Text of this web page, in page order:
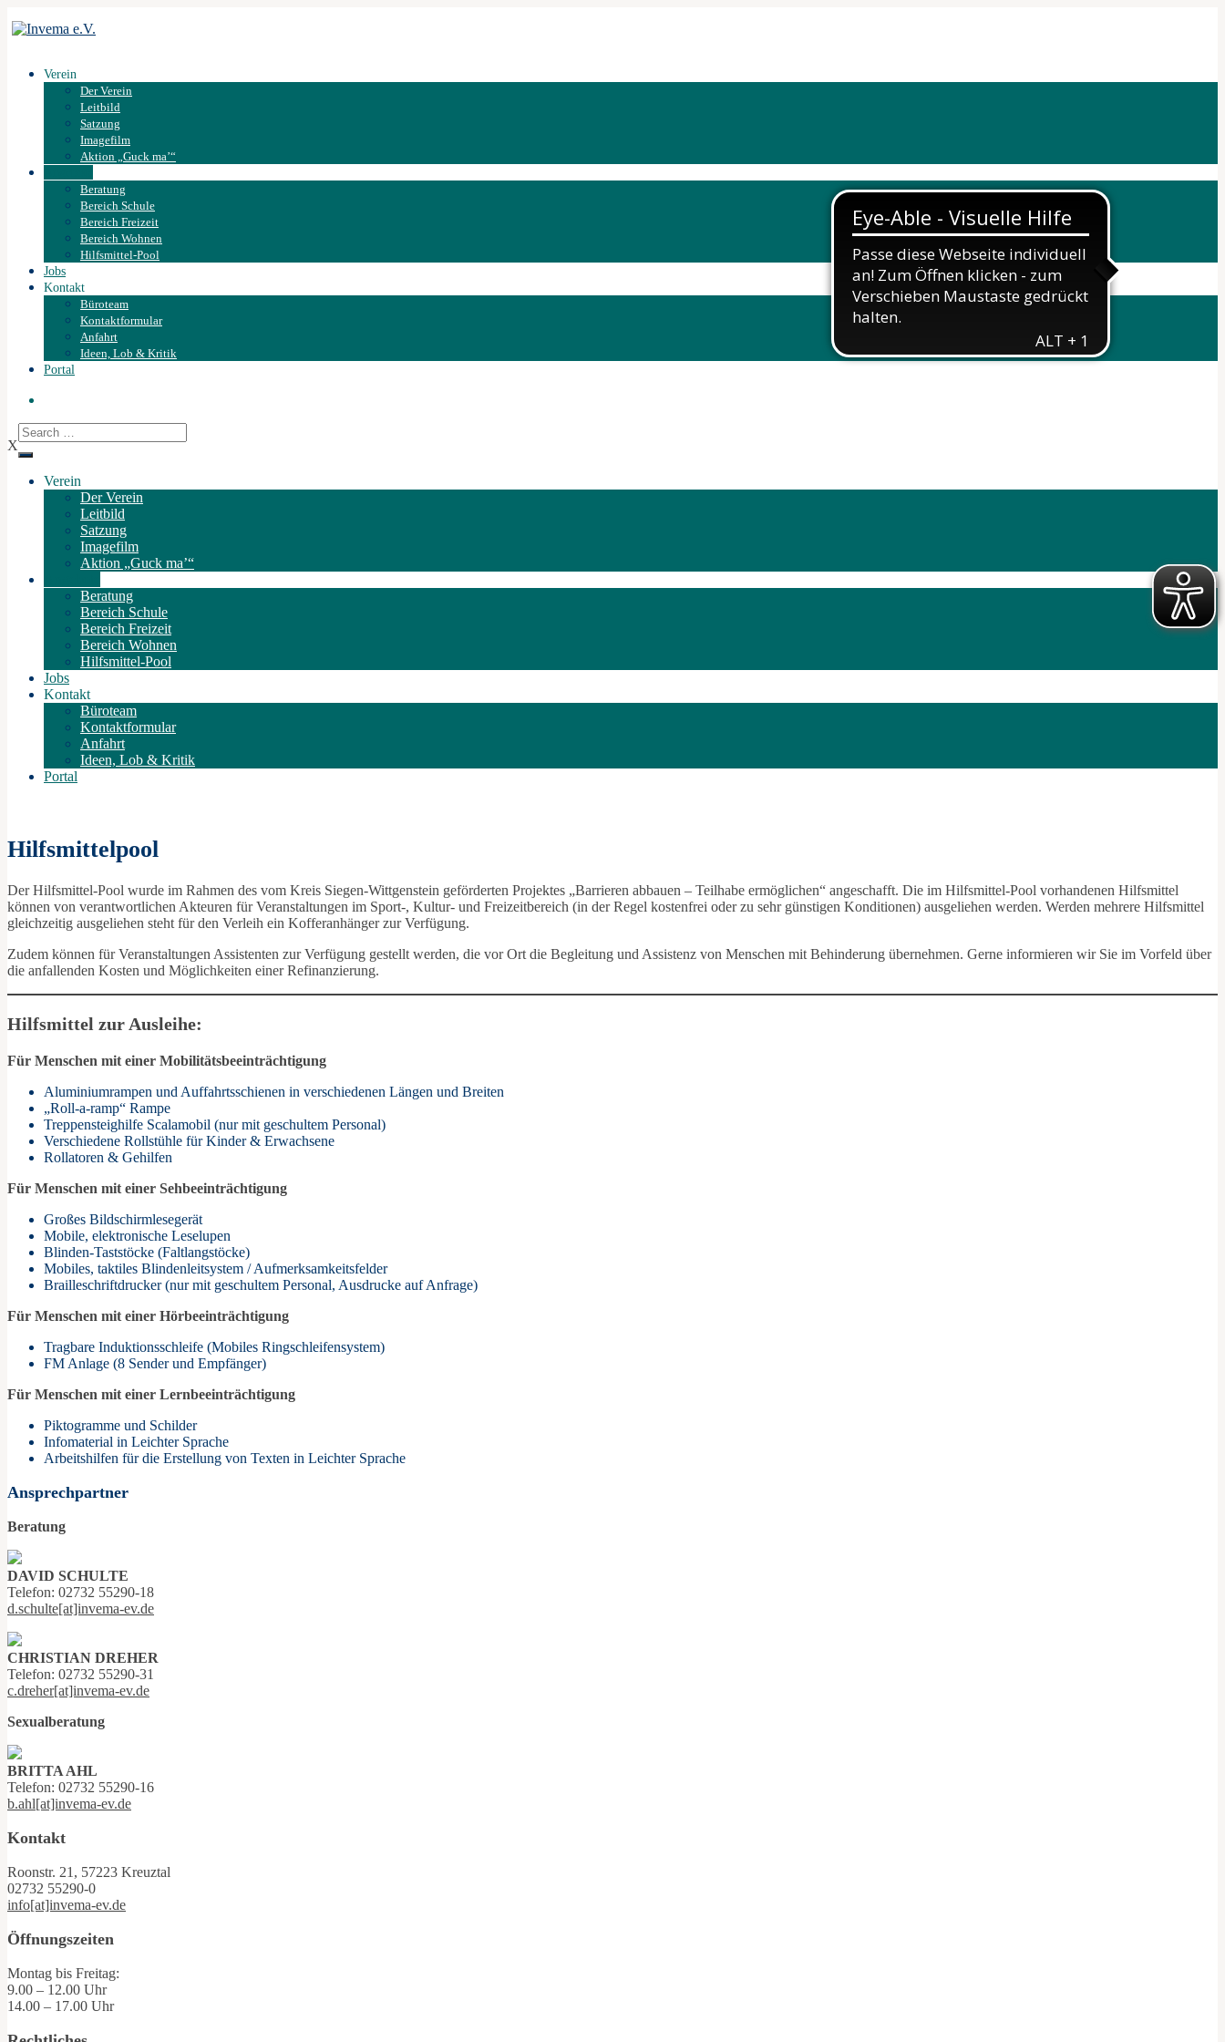
Verein
Der Verein
Leitbild
Satzung
Imagefilm
Aktion „Guck ma’“
Beratung
Bereich Schule
Bereich Freizeit
Bereich Wohnen
Hilfsmittel-Pool
Jobs
Kontakt
Büroteam
Kontaktformular
Anfahrt
Ideen, Lob & Kritik
Portal
X
Verein
Der Verein
Leitbild
Satzung
Imagefilm
Aktion „Guck ma’“
Beratung
Bereich Schule
Bereich Freizeit
Bereich Wohnen
Hilfsmittel-Pool
Jobs
Kontakt
Büroteam
Kontaktformular
Anfahrt
Ideen, Lob & Kritik
Portal
Hilfsmittelpool
Der Hilfsmittel-Pool wurde im Rahmen des vom Kreis Siegen-Wittgenstein geförderten Projektes „Barrieren abbauen – Teilhabe ermöglichen“ angeschafft. Die im Hilfsmittel-Pool vorhandenen Hilfsmittel
können von verantwortlichen Akteuren für Veranstaltungen im Sport-, Kultur- und Freizeitbereich (in der Regel kostenfrei oder zu sehr günstigen Konditionen) ausgeliehen werden. Werden mehrere Hilfsmittel
gleichzeitig ausgeliehen steht für den Verleih ein Kofferanhänger zur Verfügung.
Zudem können für Veranstaltungen Assistenten zur Verfügung gestellt werden, die vor Ort die Begleitung und Assistenz von Menschen mit Behinderung übernehmen. Gerne informieren wir Sie im Vorfeld über
die anfallenden Kosten und Möglichkeiten einer Refinanzierung.
Hilfsmittel zur Ausleihe:
Für Menschen mit einer Mobilitätsbeeinträchtigung
Aluminiumrampen und Auffahrtsschienen in verschiedenen Längen und Breiten
„Roll-a-ramp“ Rampe
Treppensteighilfe Scalamobil (nur mit geschultem Personal)
Verschiedene Rollstühle für Kinder & Erwachsene
Rollatoren & Gehilfen
Für Menschen mit einer Sehbeeinträchtigung
Großes Bildschirmlesegerät
Mobile, elektronische Leselupen
Blinden-Taststöcke (Faltlangstöcke)
Mobiles, taktiles Blindenleitsystem / Aufmerksamkeitsfelder
Brailleschriftdrucker (nur mit geschultem Personal, Ausdrucke auf Anfrage)
Für Menschen mit einer Hörbeeinträchtigung
Tragbare Induktionsschleife (Mobiles Ringschleifensystem)
FM Anlage (8 Sender und Empfänger)
Für Menschen mit einer Lernbeeinträchtigung
Piktogramme und Schilder
Infomaterial in Leichter Sprache
Arbeitshilfen für die Erstellung von Texten in Leichter Sprache
Ansprechpartner
Beratung
DAVID SCHULTE
Telefon: 02732 55290-18
d.schulte[at]invema-ev.de
CHRISTIAN DREHER
Telefon: 02732 55290-31
c.dreher[at]invema-ev.de
Sexualberatung
BRITTA AHL
Telefon: 02732 55290-16
b.ahl[at]invema-ev.de
Kontakt
Roonstr. 21, 57223 Kreuztal
02732 55290-0
info[at]invema-ev.de
Öffnungszeiten
Montag bis Freitag:
9.00 – 12.00 Uhr
14.00 – 17.00 Uhr